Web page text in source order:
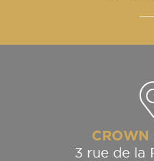
CROWN
3 rue de la